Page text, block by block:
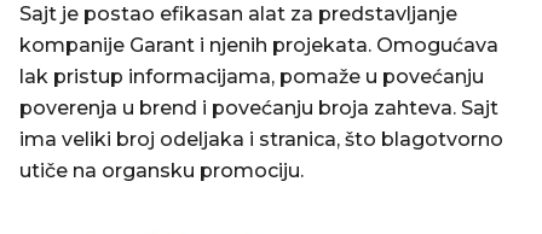
Sajt je postao efikasan alat za predstavljanje
kompanije Garant i njenih projekata. Omogućava
lak pristup informacijama, pomaže u povećanju
poverenja u brend i povećanju broja zahteva. Sajt
ima veliki broj odeljaka i stranica, što blagotvorno
utiče na organsku promociju.